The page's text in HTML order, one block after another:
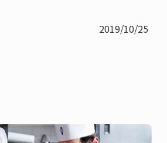
2019/10/25